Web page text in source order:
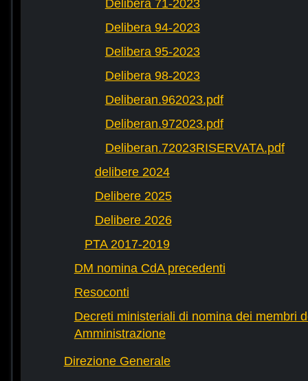
Delibera 71-2023
Delibera 94-2023
Delibera 95-2023
Delibera 98-2023
Deliberan.962023.pdf
Deliberan.972023.pdf
Deliberan.72023RISERVATA.pdf
delibere 2024
Delibere 2025
Delibere 2026
PTA 2017-2019
DM nomina CdA precedenti
Resoconti
Decreti ministeriali di nomina dei membri
Amministrazione
Direzione Generale